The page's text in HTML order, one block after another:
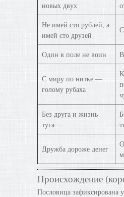
новых двух
Не имей сто рублей, а
имей сто друзей
Один в поле не воин
С миру по нитке —
голому рубаха
Без друга и жизнь
туга
Дружба дороже денег
Происхождение
Пословица зафиксирована